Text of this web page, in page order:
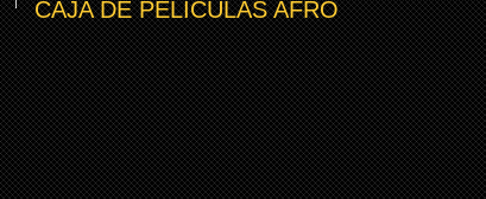
CAJA DE PELÍCULAS AFRO